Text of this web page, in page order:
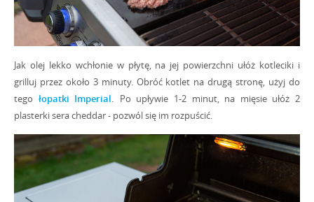
Jak olej lekko wchłonie w płytę, na jej powierzchni ułóż kotleciki i
grilluj przez około 3 minuty. Obróć kotlet na drugą stronę, użyj do
tego łopatki Imperial. Po upływie 1-2 minut, na mięsie ułóż 2
plasterki sera cheddar - pozwól się im rozpuścić.